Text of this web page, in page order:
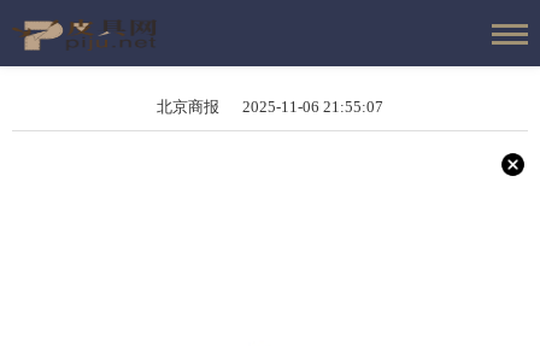
北京商报 2025-11-06 21:55:07